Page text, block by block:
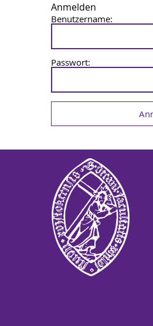
Anmelden
Benutzername:
Passwort: